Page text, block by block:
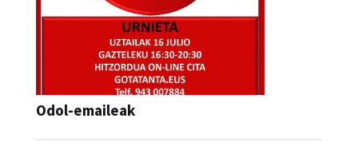
Odol-emaileak